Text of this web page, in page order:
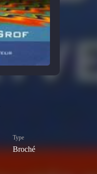
Type
Broché